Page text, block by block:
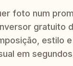
foto num
gratuito
estilo
em